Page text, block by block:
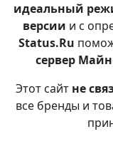
идеальный
версии и с
Status.Ru
сервер
Этот сайт не
все бренды и